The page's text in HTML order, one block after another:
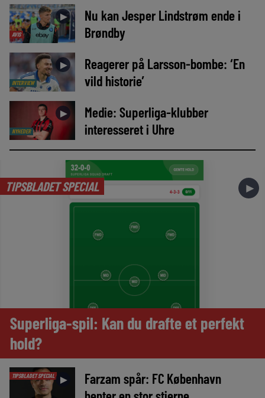
AVIS
►
Nu kan Jesper Lindstrøm ende i
Brøndby
INTERVIEW
►
Reagerer på Larsson-bombe: ‘En
vild historie’
NYHEDER
►
Medie: Superliga-klubber
interesseret i Uhre
TIPSBLADET SPECIAL ►
Superliga-spil: Kan du drafte et perfekt
hold?
TIPSBLADET SPECIAL ►
Farzam spår: FC København